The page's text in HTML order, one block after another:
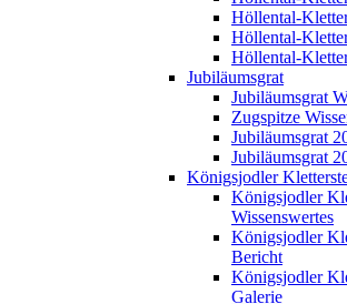
Höllental-
Höllental-
Höllental-
Jubiläumsgrat
Jubiläumsgrat
Zugspitze
Jubiläumsgrat
Jubiläumsgrat
Königsjodler
Königsjodler
Wissenswertes
Königsjodler
Bericht
Königsjodler
Galerie